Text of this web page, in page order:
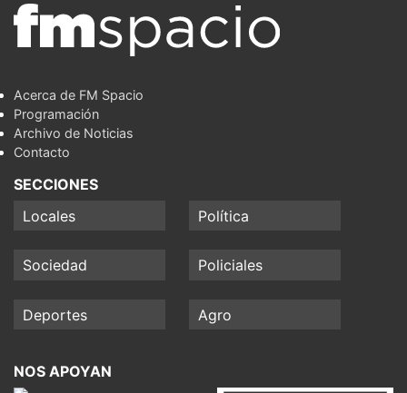
Acerca de FM Spacio
Programación
Archivo de Noticias
Contacto
SECCIONES
Locales
Política
Sociedad Policiales
Deportes Agro
NOS APOYAN